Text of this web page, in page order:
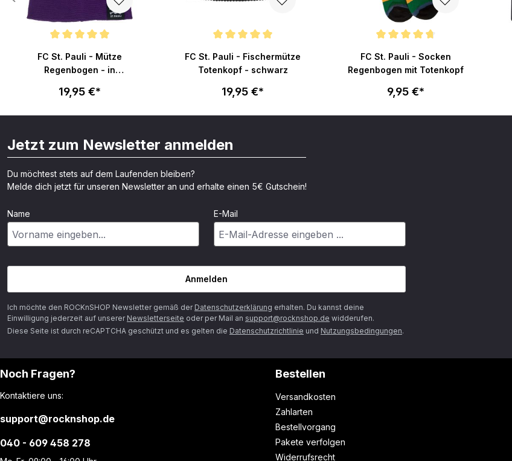
FC St. Pauli - Mütze
Regenbogen - in
19,95 €*
FC St. Pauli - Fischermütze
Totenkopf - schwarz
19,95 €*
FC St. Pauli - Socken
Regenbogen mit Totenkopf
9,95 €*
Jetzt zum Newsletter anmelden
Du möchtest stets auf dem Laufenden bleiben?
Melde dich jetzt für unseren Newsletter an und erhalte einen 5€ Gutschein!
Name E-Mail
Anmelden
Ich möchte den ROCKnSHOP Newsletter gemäß der Datenschutzerklärung erhalten. Du kannst deine
Einwilligung jederzeit auf unserer Newsletterseite oder per Mail an support@rocknshop.de widderufen.
Diese Seite ist durch reCAPTCHA geschützt und es gelten die Datenschutzrichtlinie und Nutzungsbedingungen.
Noch Fragen?
Kontaktiere uns:
support@rocknshop.de
040 - 609 458 278
Bestellen
Versandkosten
Zahlarten
Bestellvorgang
Pakete verfolgen
Widerrufsrecht